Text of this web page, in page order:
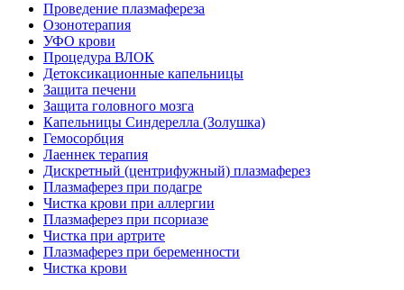
Проведение плазмафереза
Озонотерапия
УФО крови
Процедура ВЛОК
Детоксикационные капельницы
Защита печени
Защита головного мозга
Капельницы Синдерелла (Золушка)
Гемосорбция
Лаеннек терапия
Дискретный (центрифужный) плазмаферез
Плазмаферез при подагре
Чистка крови при аллергии
Плазмаферез при псориазе
Чистка при артрите
Плазмаферез при беременности
Чистка крови